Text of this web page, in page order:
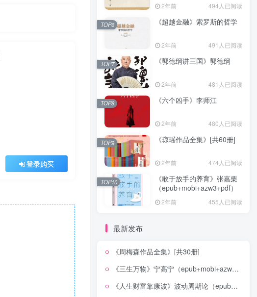
登录购买
2年前 494人已阅读
《超越金融》索罗斯的哲学
2年前 491人已阅读
TOP6
《郭德纲讲三国》郭德纲
2年前 481人已阅读
TOP7
《六个凶手》李师江
2年前 480人已阅读
TOP8
《琼瑶作品全集》[共60册]
2年前 474人已阅读
TOP9
《敢于放手的养育》张嘉栗
（epub+mobi+azw3+pdf）
2年前 455人已阅读
TOP10
最新发布
《周梅森作品全集》[共30册]
《三生万物》宁高宁（epub+mobi+azw3+pdf）
《人生财富靠康波》波动周期论（epub+mobi+azw3+pdf）